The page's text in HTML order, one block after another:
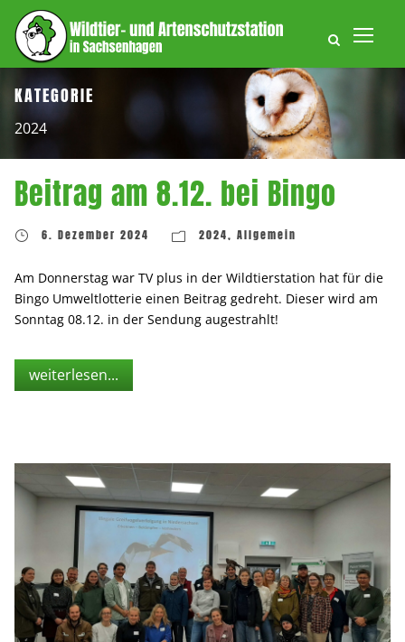
KATEGORIE
2024
Beitrag am 8.12. bei Bingo
6. Dezember 2024 2024, Allgemein
Am Donnerstag war TV plus in der Wildtierstation hat für die
Bingo Umweltlotterie einen Beitrag gedreht. Dieser wird am
Sonntag 08.12. in der Sendung augestrahlt!
weiterlesen...